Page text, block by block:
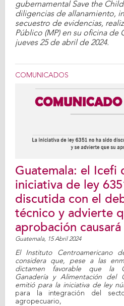
gubernamental Save the
diligencias de allanamiento,
secuestro de evidencias,
Público (MP) en su oficina de
jueves 25 de abril de 2024.
COMUNICADOS
Guatemala: el Icefi
iniciativa de ley
discutida con el
técnico y advierte
aprobación
Guatemala, 15 Abril 2024
El Instituto Centroamericano
considera que, pese a las
dictamen favorable que la
Ganadería y Alimentación del
emitió para la iniciativa de ley
para la integración del
agropecuario,